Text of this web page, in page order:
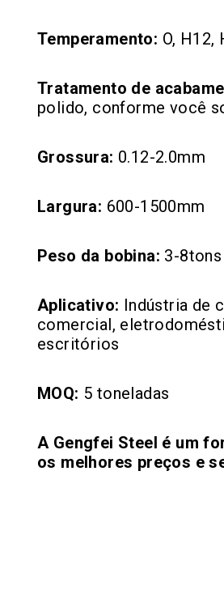
Temperamento: O, H12,
Tratamento de
polido, conforme você
Grossura: 0.12-2.0mm
Largura: 600-1500mm
Peso da bobina: 3-8tons
Aplicativo: Indústria de
comercial,
escritórios
MOQ: 5 toneladas
A Gengfei Steel é um
os melhores preços e